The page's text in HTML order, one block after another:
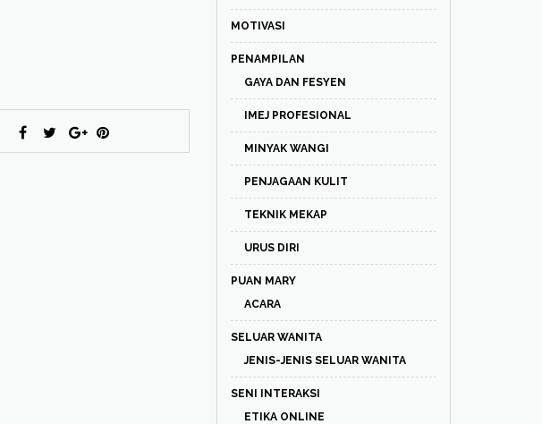
MOTIVASI
PENAMPILAN
GAYA DAN FESYEN
IMEJ PROFESIONAL
MINYAK WANGI
PENJAGAAN KULIT
TEKNIK MEKAP
URUS DIRI
PUAN MARY
ACARA
SELUAR WANITA
JENIS-JENIS SELUAR WANITA
SENI INTERAKSI
ETIKA ONLINE